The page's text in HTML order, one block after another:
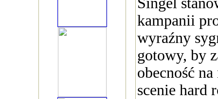
kampanii
wyraźny
gotowy, by
obecność
scenie hard